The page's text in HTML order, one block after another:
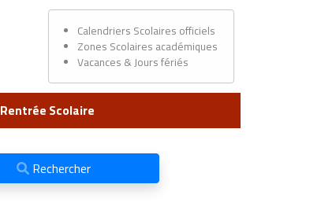
Calendriers Scolaires officiels
Zones Scolaires académiques
Vacances & Jours fériés
Rentrée Scolaire
Rechercher